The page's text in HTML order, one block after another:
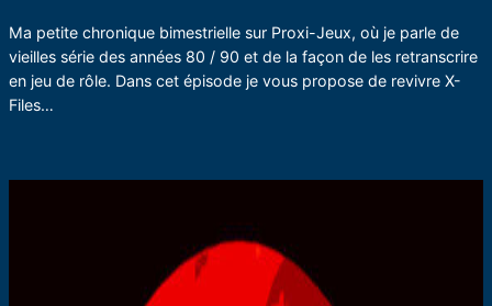
Ma petite chronique bimestrielle sur Proxi-Jeux, où je parle de
vieilles série des années 80 / 90 et de la façon de les retranscrire
en jeu de rôle. Dans cet épisode je vous propose de revivre X-
Files…